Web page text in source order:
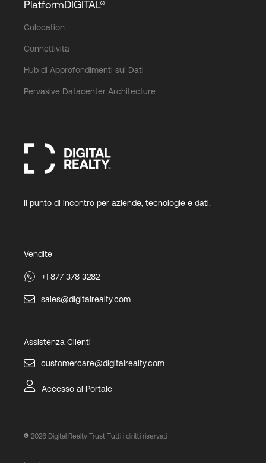
PlatformDIGITAL®
Colocation
Connettività
Hub di Approfondimenti sui Dati
Pervasive Datacenter Architecture
Il punto di incontro per aziende, tecnologie e dati.
Vendite
+1 877 378 3282
sales@digitalrealty.com
Assistenza Clienti
customercare@digitalrealty.com
Accesso al Portale
2026 Digital Realty Trust Tutti i diritti riservati